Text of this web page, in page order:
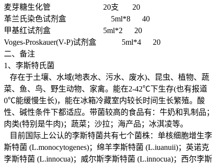
麦芽糖生化管 20支 20
革兰氏染色试剂盒 5ml*8 40
甲基红试剂盒 5ml*2 20
Voges-Proskauer(V-P)试剂盒 5ml*4 20
二、备注
1、李斯特氏菌
存在于土壤、水域(地表水、污水、废水)、昆虫、植物、蔬
菜、鱼、鸟、野生动物、家禽。能在2-42℃下生存(也有报道
0℃能缓慢生长)，能在冰箱冷藏室内较长时间生长繁殖。酸
性、碱性条件下都适应。带菌较高的食品有：牛奶和乳制品；
肉类(特别是牛肉)；蔬菜；沙拉；海产品；冰淇凌等。
目前国际上公认的李斯特菌共有七个菌株：单核细胞增生李
斯特菌 (L.monocytogenes)；绵羊李斯特菌 (L.iuanuii)；英诺克
李斯特菌 (L.innocua)；威尔斯李斯特菌 (L.innocua)；西尔李斯